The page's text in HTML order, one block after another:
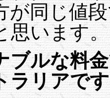
が同じ値
思います。
ブルな料
ラリアで